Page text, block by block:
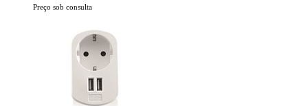
Preço sob consulta